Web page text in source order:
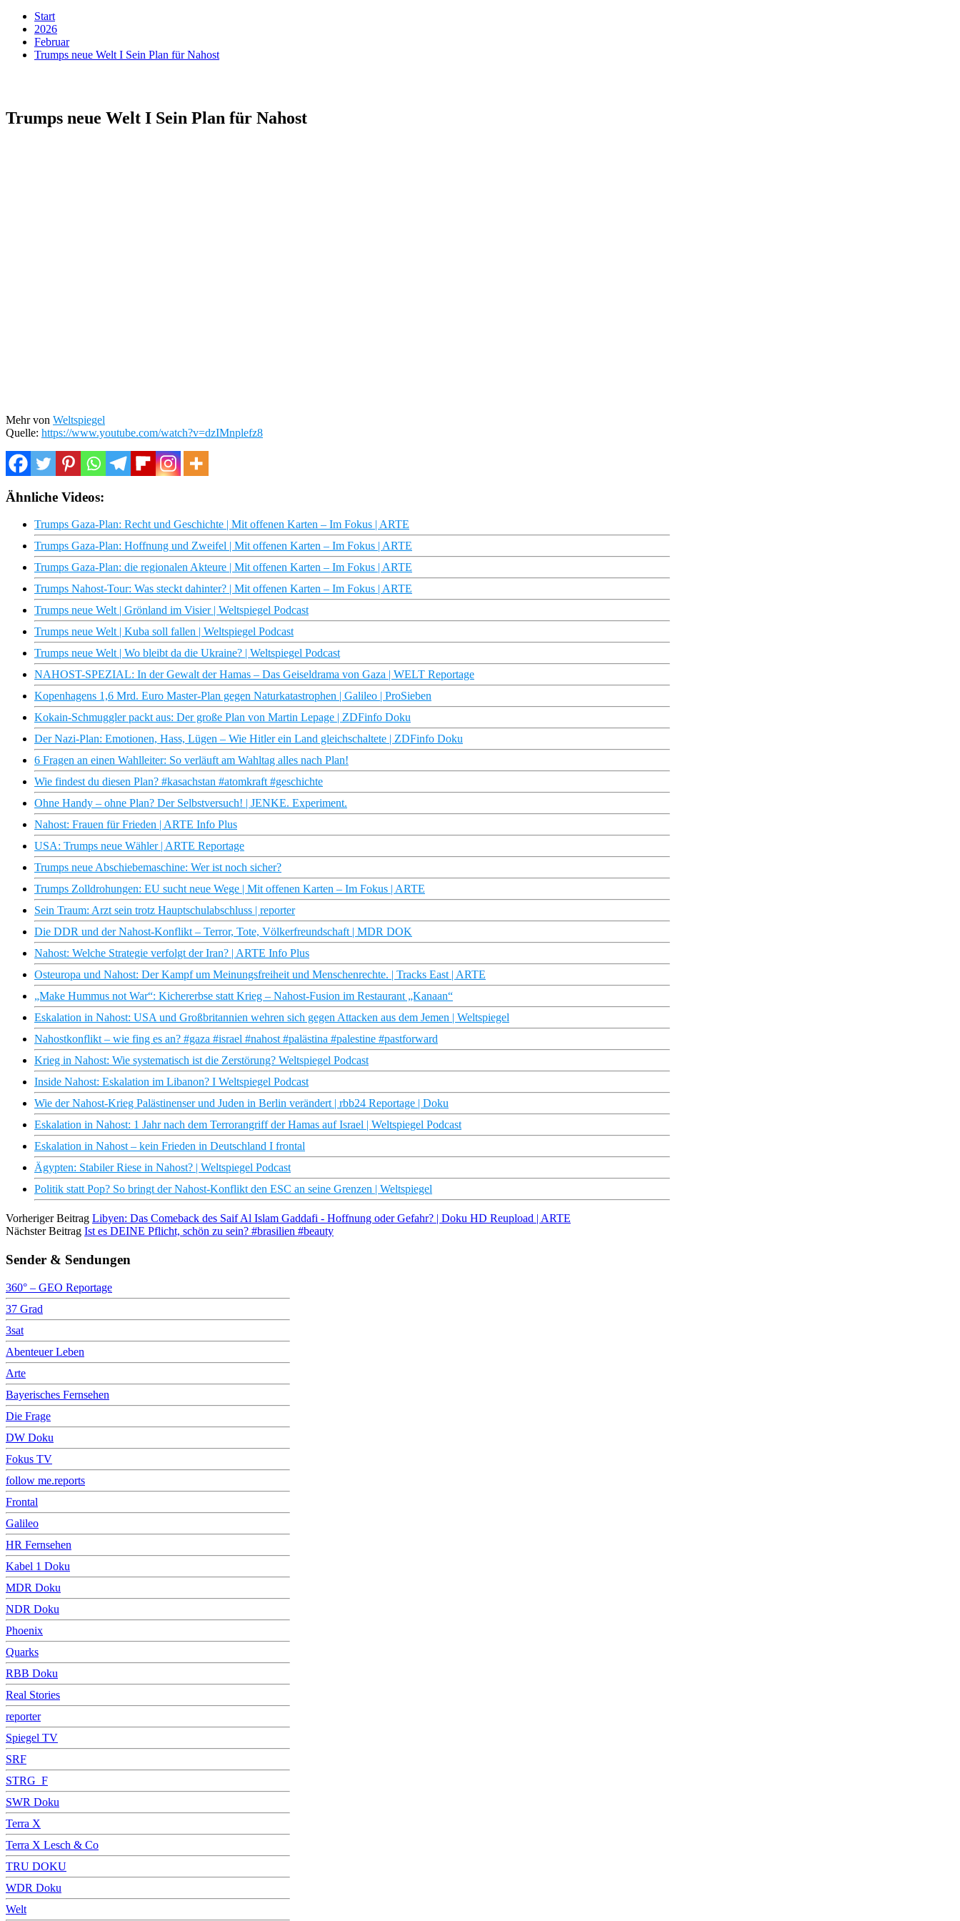
Start
2026
Februar
Trumps neue Welt I Sein Plan für Nahost
Trumps neue Welt I Sein Plan für Nahost
Mehr von Weltspiegel
Quelle: https://www.youtube.com/watch?v=dzIMnplefz8
Ähnliche Videos:
Trumps Gaza-Plan: Recht und Geschichte | Mit offenen Karten – Im Fokus | ARTE
Trumps Gaza-Plan: Hoffnung und Zweifel | Mit offenen Karten – Im Fokus | ARTE
Trumps Gaza-Plan: die regionalen Akteure | Mit offenen Karten – Im Fokus | ARTE
Trumps Nahost-Tour: Was steckt dahinter? | Mit offenen Karten – Im Fokus | ARTE
Trumps neue Welt | Grönland im Visier | Weltspiegel Podcast
Trumps neue Welt | Kuba soll fallen | Weltspiegel Podcast
Trumps neue Welt | Wo bleibt da die Ukraine? | Weltspiegel Podcast
NAHOST-SPEZIAL: In der Gewalt der Hamas – Das Geiseldrama von Gaza | WELT Reportage
Kopenhagens 1,6 Mrd. Euro Master-Plan gegen Naturkatastrophen | Galileo | ProSieben
Kokain-Schmuggler packt aus: Der große Plan von Martin Lepage | ZDFinfo Doku
Der Nazi-Plan: Emotionen, Hass, Lügen – Wie Hitler ein Land gleichschaltete | ZDFinfo Doku
6 Fragen an einen Wahlleiter: So verläuft am Wahltag alles nach Plan!
Wie findest du diesen Plan? #kasachstan​ #atomkraft​ #geschichte
Ohne Handy – ohne Plan? Der Selbstversuch! | JENKE. Experiment.
Nahost: Frauen für Frieden | ARTE Info Plus
USA: Trumps neue Wähler | ARTE Reportage
Trumps neue Abschiebemaschine: Wer ist noch sicher?
Trumps Zolldrohungen: EU sucht neue Wege | Mit offenen Karten – Im Fokus | ARTE
Sein Traum: Arzt sein trotz Hauptschulabschluss | reporter
Die DDR und der Nahost-Konflikt – Terror, Tote, Völkerfreundschaft | MDR DOK
Nahost: Welche Strategie verfolgt der Iran? | ARTE Info Plus
Osteuropa und Nahost: Der Kampf um Meinungsfreiheit und Menschenrechte. | Tracks East | ARTE
„Make Hummus not War“: Kichererbse statt Krieg – Nahost-Fusion im Restaurant „Kanaan“
Eskalation in Nahost: USA und Großbritannien wehren sich gegen Attacken aus dem Jemen | Weltspiegel
Nahostkonflikt – wie fing es an? #gaza #israel #nahost #palästina #palestine #pastforward
Krieg in Nahost: Wie systematisch ist die Zerstörung? Weltspiegel Podcast
Inside Nahost: Eskalation im Libanon? I Weltspiegel Podcast
Wie der Nahost-Krieg Palästinenser und Juden in Berlin verändert | rbb24 Reportage | Doku
Eskalation in Nahost: 1 Jahr nach dem Terrorangriff der Hamas auf Israel | Weltspiegel Podcast
Eskalation in Nahost – kein Frieden in Deutschland I frontal
Ägypten: Stabiler Riese in Nahost? | Weltspiegel Podcast
Politik statt Pop? So bringt der Nahost-Konflikt den ESC an seine Grenzen | Weltspiegel
Vorheriger Beitrag Libyen: Das Comeback des Saif Al Islam Gaddafi - Hoffnung oder Gefahr? | Doku HD Reupload | ARTE
Nächster Beitrag Ist es DEINE Pflicht, schön zu sein? #brasilien #beauty
Sender & Sendungen
360° – GEO Reportage
37 Grad
3sat
Abenteuer Leben
Arte
Bayerisches Fernsehen
Die Frage
DW Doku
Fokus TV
follow me.reports
Frontal
Galileo
HR Fernsehen
Kabel 1 Doku
MDR Doku
NDR Doku
Phoenix
Quarks
RBB Doku
Real Stories
reporter
Spiegel TV
SRF
STRG_F
SWR Doku
Terra X
Terra X Lesch & Co
TRU DOKU
WDR Doku
Welt